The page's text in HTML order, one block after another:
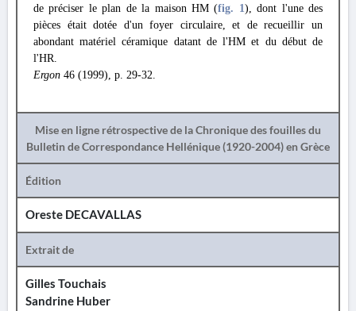
de préciser le plan de la maison HM (fig. 1), dont l'une des
pièces était dotée d'un foyer circulaire, et de recueillir un
abondant matériel céramique datant de l'ΗΜ et du début de
l'HR.
Ergon 46 (1999), p. 29-32.
Mise en ligne rétrospective de la Chronique des fouilles du
Bulletin de Correspondance Hellénique (1920-2004) en Grèce
Édition
Oreste DECAVALLAS
Extrait de
Gilles Touchais
Sandrine Huber